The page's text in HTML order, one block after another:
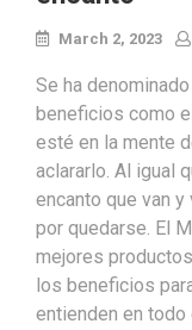
March 2, 2023
Se ha
beneficios como
esté en la mente
aclararlo. Al igual
encanto que van y
por quedarse. El
mejores
los beneficios
entienden en todo